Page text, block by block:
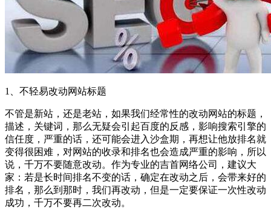
1、不轻易改动网站标题
不管是新站，还是老站，如果我们经常性的改动网站的标题，
描述，关键词，那么无疑会引起百度的反感，影响搜索引擎的
信任度，严重的话，还可能会进入沙盒期，再想让他放排名就
变得很困难，对网站的收录和排名也会造成严重的影响，所以
说，千万不要随意改动。作为专业的吉首网络公司，建议大
家：若是长时间排名不变的话，确定在改动之后，会带来好的
排名，那么到那时，我们再改动，但是一定要保证一次性改动
成功，千万不要再二次改动。